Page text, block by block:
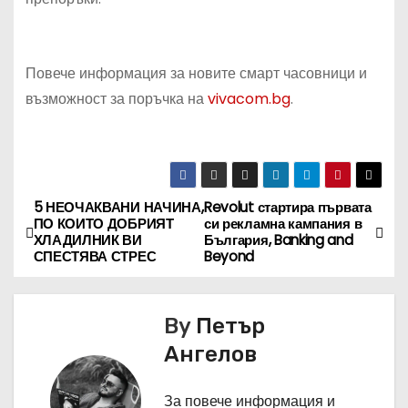
Повече информация за новите смарт часовници и
възможност за поръчка наvivacom.bg.
Н
а
в
Revolut стартира първата
си рекламна кампания в
България, Banking and
Beyond
5 НЕОЧАКВАНИ НАЧИНА,
ПО КОИТО ДОБРИЯТ
ХЛАДИЛНИК ВИ
СПЕСТЯВА СТРЕС
By Петър
Ангелов
За повече информация и